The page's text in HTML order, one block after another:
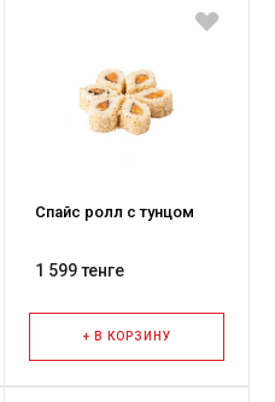
Спайс ролл с тунцом
1 599 тенге
+ В КОРЗИНУ